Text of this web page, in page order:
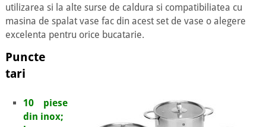
utilizarea si la alte surse de caldura si compatibiliatea cu
masina de spalat vase fac din acest set de vase o alegere
excelenta pentru orice bucatarie.
Puncte
tari
10 piese
din inox;